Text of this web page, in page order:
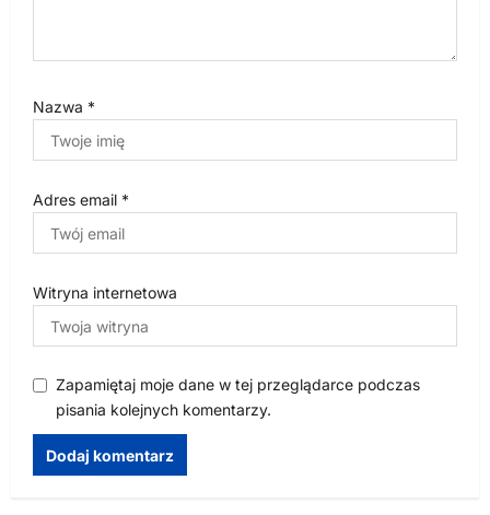
Nazwa *
Adres email *
Witryna internetowa
Zapamiętaj moje dane w tej przeglądarce podczas
pisania kolejnych komentarzy.